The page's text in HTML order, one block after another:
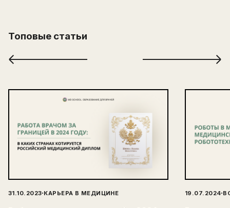
Топовые статьи
31.10.2023·КАРЬЕРА В МЕДИЦИНЕ 19.07.2024·